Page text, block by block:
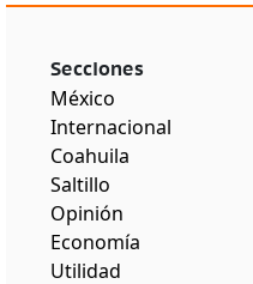
Secciones
México
Internacional
Coahuila
Saltillo
Opinión
Economía
Utilidad